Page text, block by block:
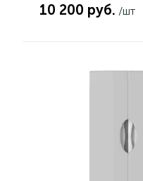
10 200 руб. /шт